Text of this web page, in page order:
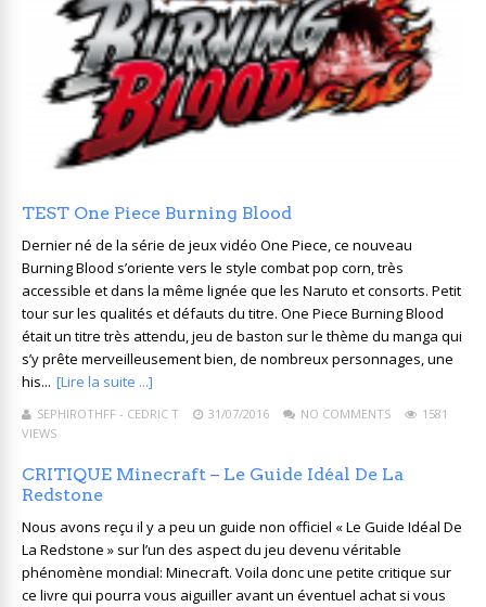
TEST One Piece Burning Blood
Dernier né de la série de jeux vidéo One Piece, ce nouveau
Burning Blood s’oriente vers le style combat pop corn, très
accessible et dans la même lignée que les Naruto et consorts. Petit
tour sur les qualités et défauts du titre. One Piece Burning Blood
était un titre très attendu, jeu de baston sur le thème du manga qui
s’y prête merveilleusement bien, de nombreux personnages, une
his... [Lire la suite ...]
SEPHIROTHFF - CEDRIC T 31/07/2016 NO COMMENTS
1581
VIEWS
CRITIQUE Minecraft – Le Guide Idéal De La
Redstone
Nous avons reçu il y a peu un guide non officiel « Le Guide Idéal De
La Redstone » sur l’un des aspect du jeu devenu véritable
phénomène mondial: Minecraft. Voila donc une petite critique sur
ce livre qui pourra vous aiguiller avant un éventuel achat si vous